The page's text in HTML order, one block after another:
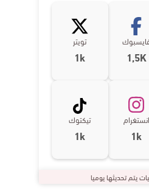
1,5K
تويتر
1k
انستغرام
1k
تيكتوك
1k
يتم تحديثها يوميا